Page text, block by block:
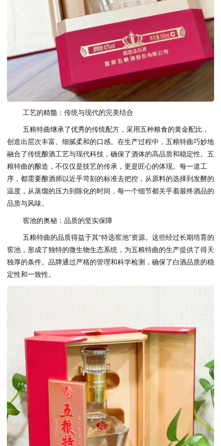
工艺的精髓：传统与现代的完美结合
五粮特曲继承了优秀的传统配方，采用五种粮食的黄金配比，
创造出层次丰富、细腻柔和的口感。在生产过程中，五粮特曲巧妙地
融合了传统酿酒工艺与现代科技，确保了酒体的高品质和稳定性。五
粮特曲的酿造，不仅仅是技艺的传承，更是匠心的体现。每一道工
序，都需要酿酒师以近乎苛刻的标准去把控，从原料的选择到发酵的
温度，从蒸馏的压力到陈化的时间，每一个细节都关乎着最终酒品的
品质与风味。
窖池的奥秘：品质的坚实保障
五粮特曲的品质得益于其“特选窖池”资源。这些经过长期培育的
窖池，形成了独特的微生物生态系统，为五粮特曲的生产提供了得天
独厚的条件。品牌通过严格的管理和科学检测，确保了白酒品质的稳
定性和一致性。